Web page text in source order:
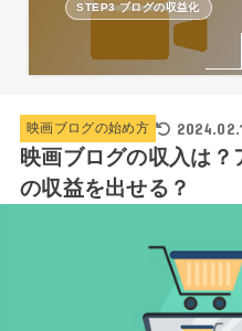
STEP3 ブログの収益化
映画ブログの始め方
映画ブログの収入は？
の収益を出せる？